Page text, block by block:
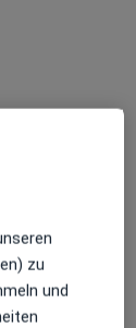
zu
und